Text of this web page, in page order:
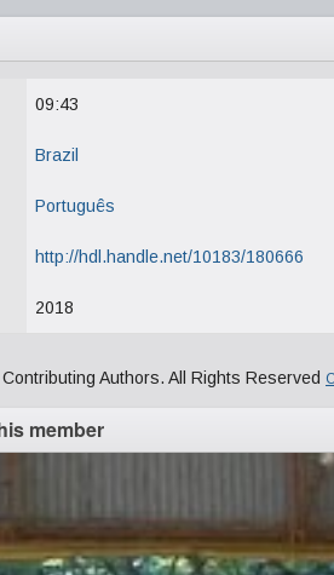
09:43
Brazil
Português
http://hdl.handle.net/10183/180666
2018
Authors. All Rights Reserved
member